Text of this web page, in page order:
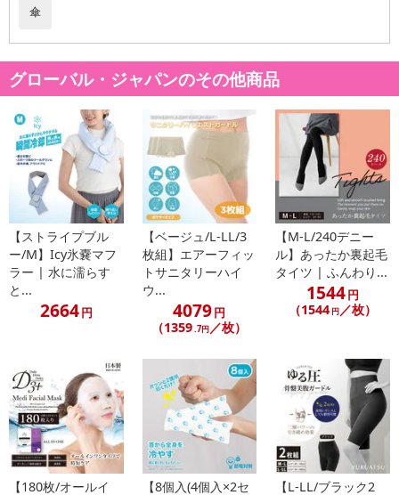
・原材料/材質/素材：傘生地の組成：ポリエステル100％
・商品カラー：ミント
・商品サイズ：
収納時：W7×D4×H15cm
親骨の長さ：50cm
中棒：50cm
ハンドル：W5.5×2.5×2.3cm
・その他商品仕様：
【仕様】親骨6本
【UVカット率】99.9％以上
・注意事項：
・製品には、とがった部分があります。常に周囲の安全を確認し
てご使用ください。
・杖代わりに使用するなど、本来の用途以外でのご使用はおやめ
・手元、または骨の先端が壊れたまま使用しないでください。
・振り回したり投げ出したりしないでください。
・強風時は破損する恐れがありますので、ご使用しないでくださ
い。
・傘生地は濡れたまま長時間放置するとサビの原因になったり、
色落ちする原因がございますので、乾燥不十分のまま衣類等への接
触はお避け下さい。
傘
グローバル・ジャパンのその他商品
【ストライプブル
ー/M】Icy氷嚢マフ
ラー | 水に濡らす
と...
2664円
【ベージュ/L-LL/3
枚組】エアーフィッ
トサニタリーハイ
ウ...
4079円
（1359.7円／枚）
【M-L/240デニー
ル】あったか裏起毛
タイツ | ふんわり...
1544円
（1544 円／枚）
【180枚/オールイ
【8個入(4個入×2セ
【L-LL/ブラック2